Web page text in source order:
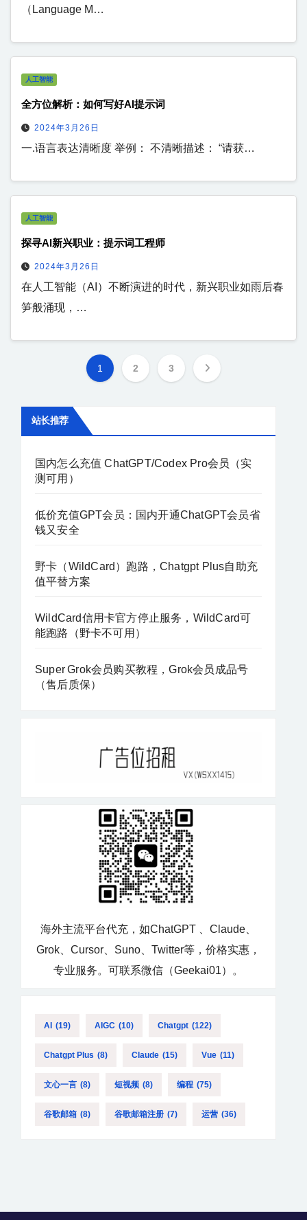
（Language M…
人工智能
全方位解析：如何写好AI提示词
2024年3月26日
一.语言表达清晰度 举例： 不清晰描述： “请获…
人工智能
探寻AI新兴职业：提示词工程师
2024年3月26日
在人工智能（AI）不断演进的时代，新兴职业如雨后春
笋般涌现，…
1 2 3
站长推荐
国内怎么充值 ChatGPT/Codex Pro会员（实
测可用）
低价充值GPT会员：国内开通ChatGPT会员省
钱又安全
野卡（WildCard）跑路，Chatgpt Plus自助充
值平替方案
WildCard信用卡官方停止服务，WildCard可
能跑路（野卡不可用）
Super Grok会员购买教程，Grok会员成品号
（售后质保）
海外主流平台代充，如ChatGPT 、Claude、
Grok、Cursor、Suno、Twitter等，价格实惠，
专业服务。可联系微信（Geekai01）。
AI (19) AIGC (10) Chatgpt (122)
Chatgpt Plus (8) Claude (15) Vue (11)
文心一言 (8) 短视频 (8) 编程 (75)
谷歌邮箱 (8) 谷歌邮箱注册 (7) 运营 (36)